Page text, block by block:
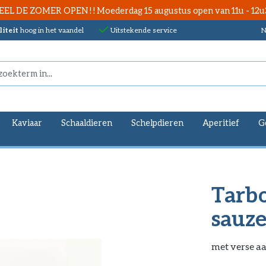
DE ZOMER OPEN ! ! Moederdag 15 augustus open van 11u -
hoog in het vaandel Uitstekende service
Kaviaar Schaaldieren Schelpdieren Aperitief
met verse